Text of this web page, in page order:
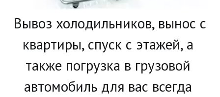
Вывоз холодильников, вынос с
квартиры, спуск с этажей, а
также погрузка в грузовой
автомобиль для вас всегда